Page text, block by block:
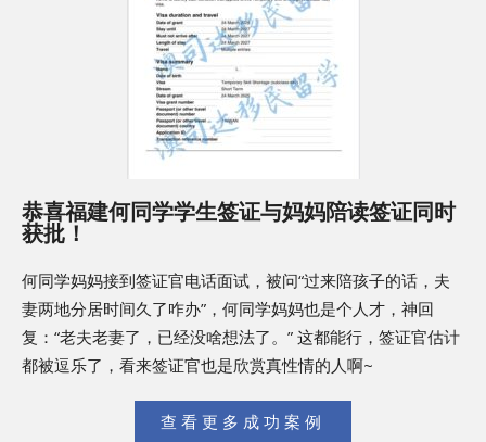
恭喜福建何同学学生签证与妈妈陪读签证同时
获批！
何同学妈妈接到签证官电话面试，被问“过来陪孩子的话，夫
妻两地分居时间久了咋办”，何同学妈妈也是个人才，神回
复：“老夫老妻了，已经没啥想法了。” 这都能行，签证官估计
都被逗乐了，看来签证官也是欣赏真性情的人啊~
查看更多成功案例